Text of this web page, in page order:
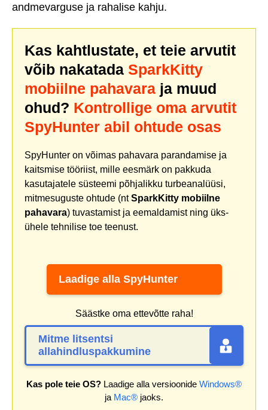
andmevarguse ja rahalise kahju.
Kas kahtlustate, et teie arvutit
võib nakatada SparkKitty
mobiilne pahavara ja muud
ohud? Kontrollige oma arvutit
SpyHunter abil ohtude osas
SpyHunter on võimas pahavara parandamise ja
kaitsmise tööriist, mille eesmärk on pakkuda
kasutajatele süsteemi põhjalikku turbeanalüüsi,
mitmesuguste ohtude (ntSparkKitty mobiilne
pahavara) tuvastamist ja eemaldamist ning üks-
ühele tehnilise toe teenust.
Laadige alla SpyHunter
Säästke oma ettevõtte raha!
Mitme litsentsi
allahindluspakkumine
Kas pole teie OS? Laadige alla versioonide Windows®
ja Mac® jaoks.